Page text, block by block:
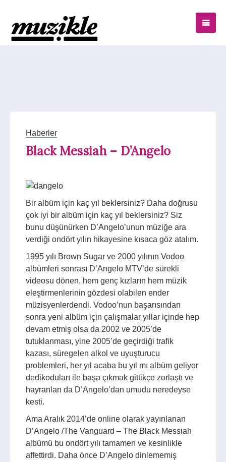
Haberler
Black Messiah – D’Angelo
Bir albüm için kaç yıl beklersiniz? Daha doğrusu
çok iyi bir albüm için kaç yıl beklersiniz? Siz
bunu düşünürken D’Angelo’unun müziğe ara
verdiği ondört yılın hikayesine kısaca göz atalım.
1995 yılı Brown Sugar ve 2000 yılının Vodoo
albümleri sonrası D’Angelo MTV’de sürekli
videosu dönen, hem genç kızların hem müzik
eleştirmenlerinin gözdesi olabilen ender
müzisyenlerdendi. Vodoo’nun başarısından
sonra yeni albüm için çalışmalar yıllar içinde hep
devam etmiş olsa da 2002 ve 2005’de
tutuklanması, yine 2005’de geçirdiği trafik
kazası, süregelen alkol ve uyuşturucu
problemleri, her yıl acaba bu yıl mı albüm geliyor
dedikoduları ile başa çıkmak gittikçe zorlaştı ve
hayranları da D’Angelo’dan umudu neredeyse
kesti.
Ama Aralık 2014’de online olarak yayınlanan
D’Angelo /The Vanguard – The Black Messiah
albümü bu ondört yılı tamamen ve kesinlikle
affettirdi. Daha önce D’Angelo dinlememiş